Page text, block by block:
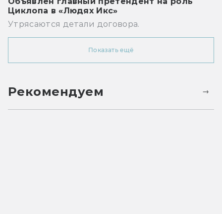
Циклопа в «Людях Икс»
Утрясаются детали договора.
Показать ещё
Рекомендуем